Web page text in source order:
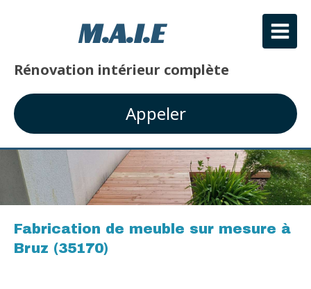
M.A.I.E
Rénovation intérieur complète
Appeler
Fabrication de meuble sur mesure à
Bruz (35170)